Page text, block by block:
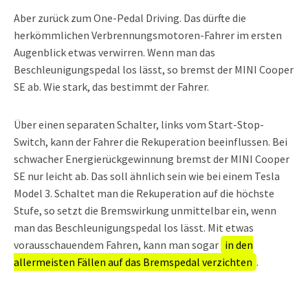
Aber zurück zum One-Pedal Driving. Das dürfte die
herkömmlichen Verbrennungsmotoren-Fahrer im ersten
Augenblick etwas verwirren. Wenn man das
Beschleunigungspedal los lässt, so bremst der MINI Cooper
SE ab. Wie stark, das bestimmt der Fahrer.
Über einen separaten Schalter, links vom Start-Stop-
Switch, kann der Fahrer die Rekuperation beeinflussen. Bei
schwacher Energierückgewinnung bremst der MINI Cooper
SE nur leicht ab. Das soll ähnlich sein wie bei einem Tesla
Model 3. Schaltet man die Rekuperation auf die höchste
Stufe, so setzt die Bremswirkung unmittelbar ein, wenn
man das Beschleunigungspedal los lässt. Mit etwas
vorausschauendem Fahren, kann man sogar in den
allermeisten Fällen auf das Bremspedal verzichten .